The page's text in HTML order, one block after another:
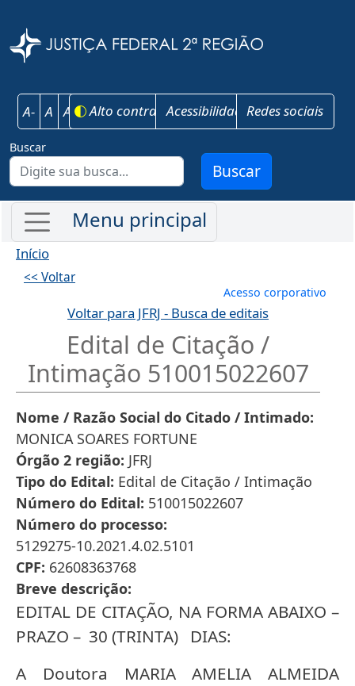
A- A A+ Alto contrasteAcessibilidadeRedes sociais
Buscar
Buscar
Início
<< Voltar
Menu de
Acesso corporativo
Voltar para JFRJ - Busca de editais
Edital de Citação /
Intimação 510015022607
Nome / Razão Social do Citado / Intimado
MONICA SOARES FORTUNE
Órgão 2 região JFRJ
Tipo do Edital Edital de Citação / Intimação
Número do Edital 510015022607
Número do processo
5129275-10.2021.4.02.5101
CPF 62608363768
Breve descrição
EDITAL DE CITAÇÃO, NA FORMA ABAIXO –
PRAZO – 30 (TRINTA) DIAS:
A Doutora MARIA AMELIA ALMEIDA